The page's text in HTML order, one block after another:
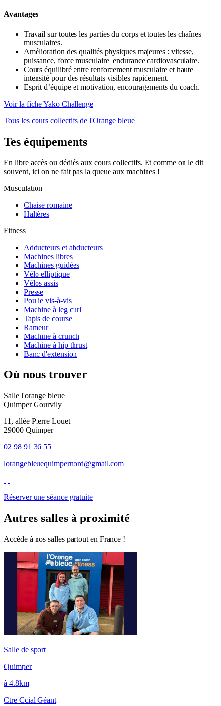
Avantages
Travail sur toutes les parties du corps et toutes les chaînes
musculaires.
Amélioration des qualités physiques majeures : vitesse,
puissance, force musculaire, endurance cardiovasculaire.
Cours équilibré entre renforcement musculaire et haute
intensité pour des résultats visibles rapidement.
Esprit d’équipe et motivation, encouragements du coach.
Voir la fiche Yako Challenge
Tous les cours collectifs de l'Orange bleue
Tes équipements
En libre accès ou dédiés aux cours collectifs. Et comme on le dit
souvent, ici on ne fait pas la queue aux machines !
Musculation
Chaise romaine
Haltères
Fitness
Adducteurs et abducteurs
Machines libres
Machines guidées
Vélo elliptique
Vélos assis
Presse
Poulie vis-à-vis
Machine à leg curl
Tapis de course
Rameur
Machine à crunch
Machine à hip thrust
Banc d'extension
Où nous trouver
Salle l'orange bleue
Quimper Gourvily
11, allée Pierre Louet
29000 Quimper
02 98 91 36 55
lorangebleuequimpernord@gmail.com
Réserver une séance gratuite
Autres salles à proximité
Accède à nos salles partout en France !
Salle de sport
Quimper
à 4.8km
Ctre Ccial Géant